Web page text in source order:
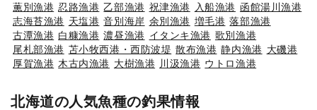
薫別漁港 忍路漁港 乙部漁港 祝津漁港 入船漁港 函館湯川漁港
志海苔漁港 天塩港 音別海岸 余別漁港 増毛港 落部漁港
古潭漁港 白糠漁港 濃昼漁港 イタンキ漁港 歌別漁港
尾札部漁港 苫小牧西港・西防波堤 散布漁港 静内漁港 大磯港
厚賀漁港 木古内漁港 大樹漁港 川汲漁港 ウトロ漁港
北海道の人気魚種の釣果情報